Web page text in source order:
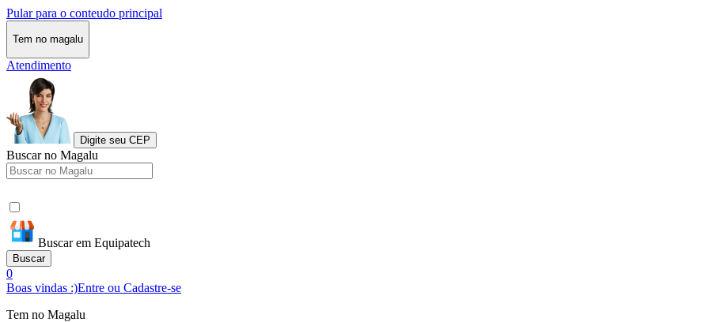
Pular para o conteudo principal
Tem no magalu
Atendimento
Digite seu CEP
Buscar no Magalu
Buscar em Equipatech
Buscar
0
Boas vindas :)Entre ou Cadastre-se
Tem no Magalu